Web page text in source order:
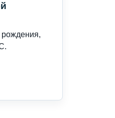
рождения,